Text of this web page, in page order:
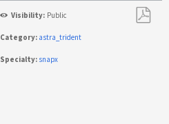
Visibility: Public
Category: astra_trident
Specialty: snapx